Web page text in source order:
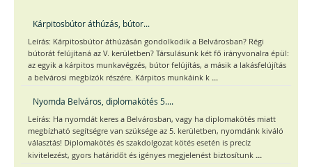
Kárpitosbútor áthúzás, bútor...
Leírás: Kárpitosbútor áthúzásán gondolkodik a Belvárosban? Régi
bútorát felújítaná az V. kerületben? Társulásunk két fő irányvonalra épül:
az egyik a kárpitos munkavégzés, bútor felújítás, a másik a lakásfelújítás
a belvárosi megbízók részére. Kárpitos munkáink k ...
Nyomda Belváros, diplomakötés 5....
Leírás: Ha nyomdát keres a Belvárosban, vagy ha diplomakötés miatt
megbízható segítségre van szüksége az 5. kerületben, nyomdánk kiváló
választás! Diplomakötés és szakdolgozat kötés esetén is precíz
kivitelezést, gyors határidőt és igényes megjelenést biztosítunk ...